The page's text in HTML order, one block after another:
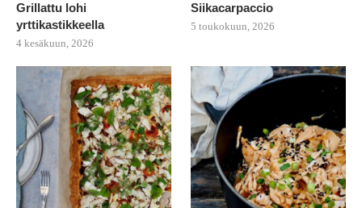
Grillattu lohi
yrttikastikkeella
4 kesäkuun, 2026
Siikacarpaccio
5 toukokuun, 2026